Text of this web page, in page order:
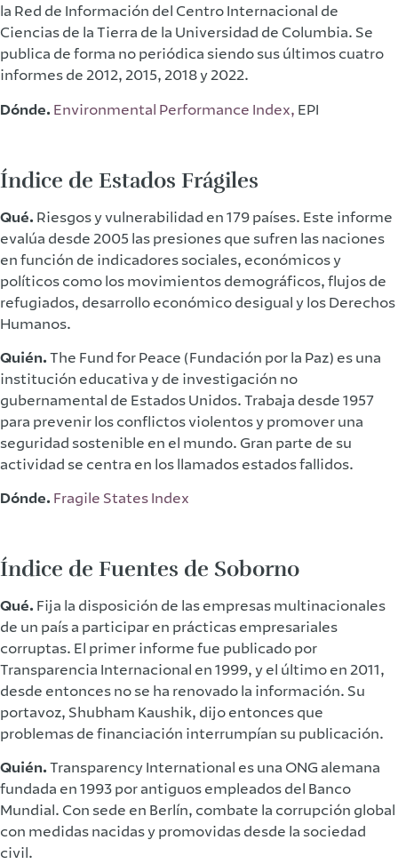
la Red de Información del Centro Internacional de
Ciencias de la Tierra de la Universidad de Columbia. Se
publica de forma no periódica siendo sus últimos cuatro
informes de 2012, 2015, 2018 y 2022.
Dónde. Environmental Performance Index, EPI
Índice de Estados Frágiles
Qué. Riesgos y vulnerabilidad en 179 países. Este informe
evalúa desde 2005 las presiones que sufren las naciones
en función de indicadores sociales, económicos y
políticos como los movimientos demográficos, flujos de
refugiados, desarrollo económico desigual y los Derechos
Humanos.
Quién.The Fund for Peace (Fundación por la Paz) es una
institución educativa y de investigación no
gubernamental de Estados Unidos. Trabaja desde 1957
para prevenir los conflictos violentos y promover una
seguridad sostenible en el mundo. Gran parte de su
actividad se centra en los llamados estados fallidos.
Dónde. Fragile States Index
Índice de Fuentes de Soborno
Qué. Fija la disposición de las empresas multinacionales
de un país a participar en prácticas empresariales
corruptas. El primer informe fue publicado por
Transparencia Internacional en 1999, y el último en 2011,
desde entonces no se ha renovado la información. Su
portavoz, Shubham Kaushik, dijo entonces que
problemas de financiación interrumpían su publicación.
Quién.Transparency International es una ONG alemana
fundada en 1993 por antiguos empleados del Banco
Mundial. Con sede en Berlín, combate la corrupción global
con medidas nacidas y promovidas desde la sociedad
civil.